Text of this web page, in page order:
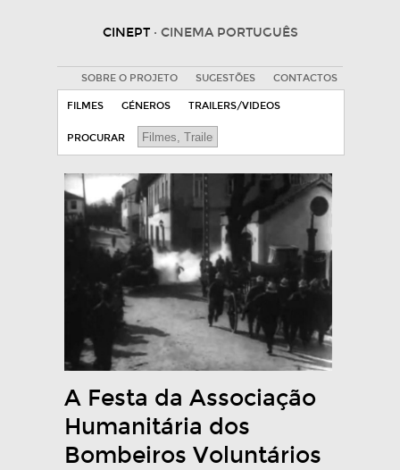
CINEPT · CINEMA PORTUGUÊS
SOBRE O PROJETO SUGESTÕES CONTACTOS
FILMES GÉNEROS TRAILERS/VIDEOS
PROCURAR
A Festa da Associação
Humanitária dos
Bombeiros Voluntários